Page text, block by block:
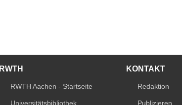
RWTH
RWTH Aachen - Startseite
Universitätsbibliothek
KONTAKT
Redaktion
Publizieren